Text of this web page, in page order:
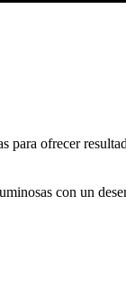
ofrecer
con un